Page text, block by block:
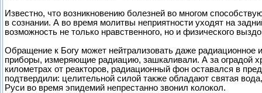
Известно, что возникновению болезней во многом
в сознании. А во время молитвы неприятности уходят на
возможность не только нравственного, но и физического
Обращение к Богу может нейтрализовать даже радиационное
приборы, измеряющие радиацию, зашкаливали. А за оградой
километрах от реакторов, радиационный фон оставался в
подтвердили: целительной силой также обладают святая
Руси во время эпидемий непрестанно звонил колокол.